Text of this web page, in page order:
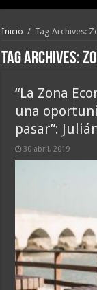
Inicio / Tag Archives:
Tag Archives:
“La Zona
una
pasar”:
30 abril, 2019